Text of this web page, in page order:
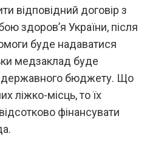
відповідний договір з
здоров’я України, після
буде надаватися
медзаклад буде
державного бюджету. Що
ліжко-місць, то їх
фінансувати